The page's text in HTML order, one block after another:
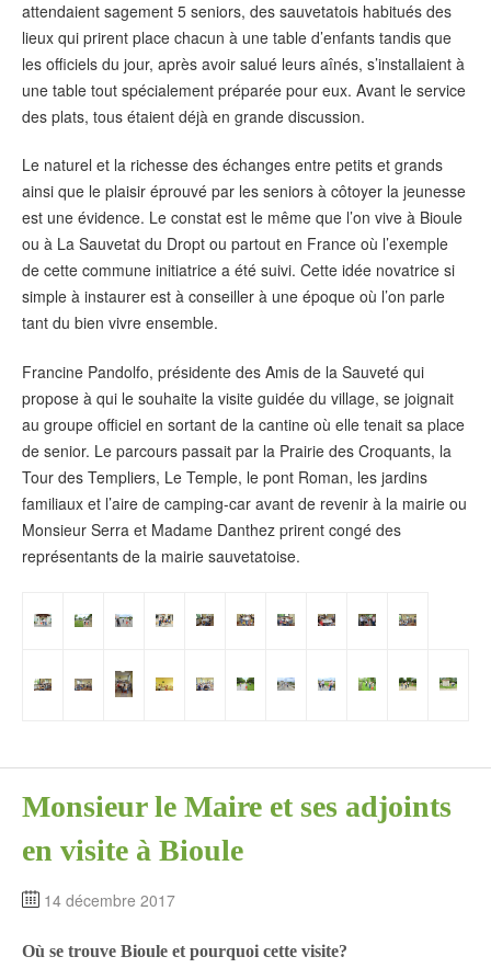
attendaient sagement 5 seniors, des sauvetatois habitués des
lieux qui prirent place chacun à une table d’enfants tandis que
les officiels du jour, après avoir salué leurs aînés, s’installaient à
une table tout spécialement préparée pour eux. Avant le service
des plats, tous étaient déjà en grande discussion.
Le naturel et la richesse des échanges entre petits et grands
ainsi que le plaisir éprouvé par les seniors à côtoyer la jeunesse
est une évidence. Le constat est le même que l’on vive à Bioule
ou à La Sauvetat du Dropt ou partout en France où l’exemple
de cette commune initiatrice a été suivi. Cette idée novatrice si
simple à instaurer est à conseiller à une époque où l’on parle
tant du bien vivre ensemble.
Francine Pandolfo, présidente des Amis de la Sauveté qui
propose à qui le souhaite la visite guidée du village, se joignait
au groupe officiel en sortant de la cantine où elle tenait sa place
de senior. Le parcours passait par la Prairie des Croquants, la
Tour des Templiers, Le Temple, le pont Roman, les jardins
familiaux et l’aire de camping-car avant de revenir à la mairie ou
Monsieur Serra et Madame Danthez prirent congé des
représentants de la mairie sauvetatoise.
Monsieur le Maire et ses adjoints
en visite à Bioule
14 décembre 2017
Où se trouve Bioule et pourquoi cette visite?